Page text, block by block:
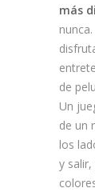
más
de
Un
de un
los
y